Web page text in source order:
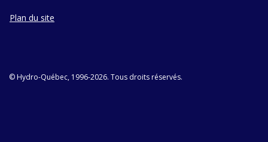
Plan du site
© Hydro-Québec, 1996-2026. Tous droits réservés.